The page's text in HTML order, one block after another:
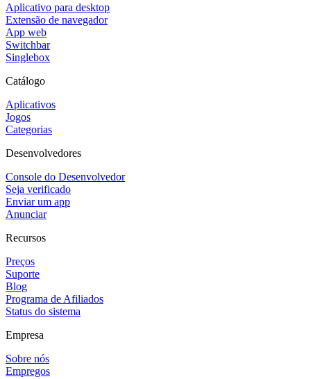
Aplicativo para desktop
Extensão de navegador
App web
Switchbar
Singlebox
Catálogo
Aplicativos
Jogos
Categorias
Desenvolvedores
Console do Desenvolvedor
Seja verificado
Enviar um app
Anunciar
Recursos
Preços
Suporte
Blog
Programa de Afiliados
Status do sistema
Empresa
Sobre nós
Empregos